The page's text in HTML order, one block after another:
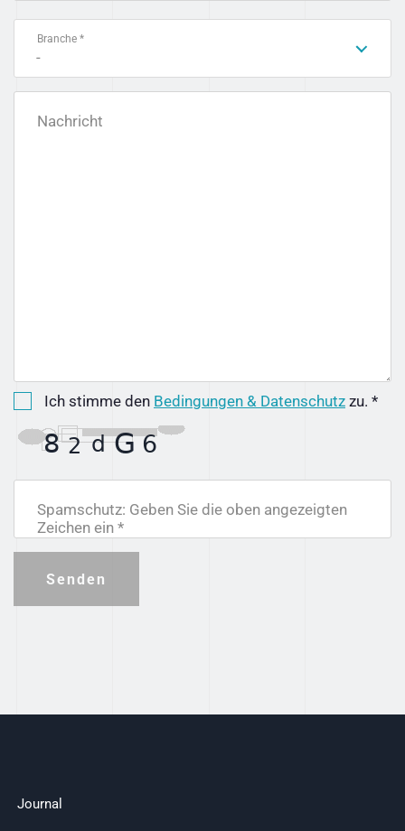
Branche *
-
Nachricht
Ich stimme den Bedingungen & Datenschutz zu. *
Spamschutz: Geben Sie die oben angezeigten
Zeichen ein *
Senden
Journal